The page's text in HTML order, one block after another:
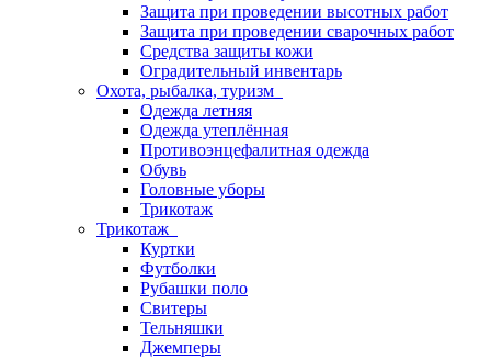
Защита при проведении высотных работ
Защита при проведении сварочных работ
Средства защиты кожи
Оградительный инвентарь
Охота, рыбалка, туризм
Одежда летняя
Одежда утеплённая
Противоэнцефалитная одежда
Обувь
Головные уборы
Трикотаж
Трикотаж
Куртки
Футболки
Рубашки поло
Свитеры
Тельняшки
Джемперы